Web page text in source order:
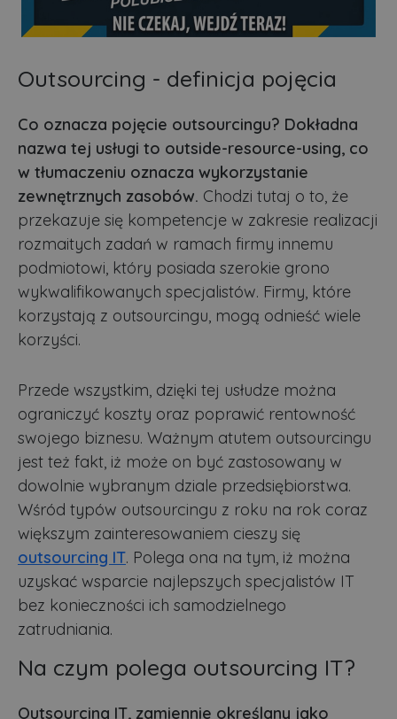
Outsourcing - definicja pojęcia
Co oznacza pojęcie outsourcingu? Dokładna
nazwa tej usługi to outside-resource-using, co
w tłumaczeniu oznacza wykorzystanie
zewnętrznych zasobów. Chodzi tutaj o to, że
przekazuje się kompetencje w zakresie realizacji
rozmaitych zadań w ramach firmy innemu
podmiotowi, który posiada szerokie grono
wykwalifikowanych specjalistów. Firmy, które
korzystają z outsourcingu, mogą odnieść wiele
korzyści.
Przede wszystkim, dzięki tej usłudze można
ograniczyć koszty oraz poprawić rentowność
swojego biznesu. Ważnym atutem outsourcingu
jest też fakt, iż może on być zastosowany w
dowolnie wybranym dziale przedsiębiorstwa.
Wśród typów outsourcingu z roku na rok coraz
większym zainteresowaniem cieszy się
outsourcing IT. Polega ona na tym, iż można
uzyskać wsparcie najlepszych specjalistów IT
bez konieczności ich samodzielnego
zatrudniania.
Na czym polega outsourcing IT?
Outsourcing IT, zamiennie określany jako